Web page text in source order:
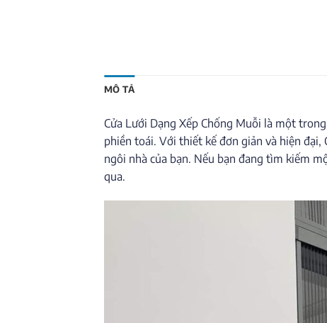
MÔ TẢ
Cửa Lưới Dạng Xếp Chống Muỗi là một
phiền toái. Với thiết kế đơn giản và hiện
ngôi nhà của bạn. Nếu bạn đang tìm kiếm
qua.